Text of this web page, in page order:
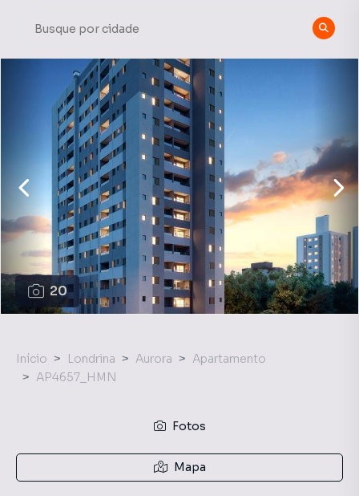
20
Início Londrina Aurora
Apartamento
AP4657_HMN
Fotos
Mapa